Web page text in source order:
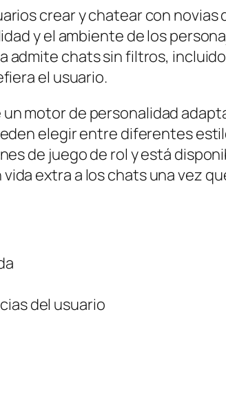
crear y chatear con
y el ambiente de los
chats sin filtros,
el usuario.
motor de personalidad
elegir entre diferentes
de juego de rol y está
extra a los chats una vez
del usuario